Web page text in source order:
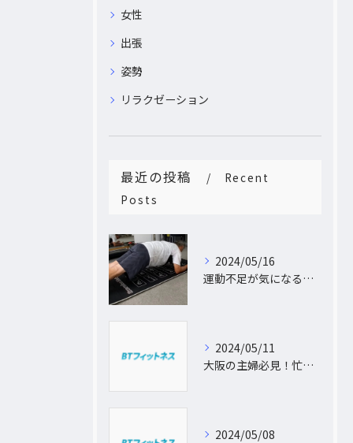
女性
出張
姿勢
リラクゼーション
最近の投稿
Recent
Posts
2024/05/16
運動不足が気になるあなたへ。大阪中崎町で自宅にパーソナルトレーナーがおうかがし!プライベート空間で理想のカラダづくり
2024/05/11
大阪の主婦必見！忙しい日常に合わせた出張パーソナルトレーニングで理想のボディを手に入れよう
2024/05/08